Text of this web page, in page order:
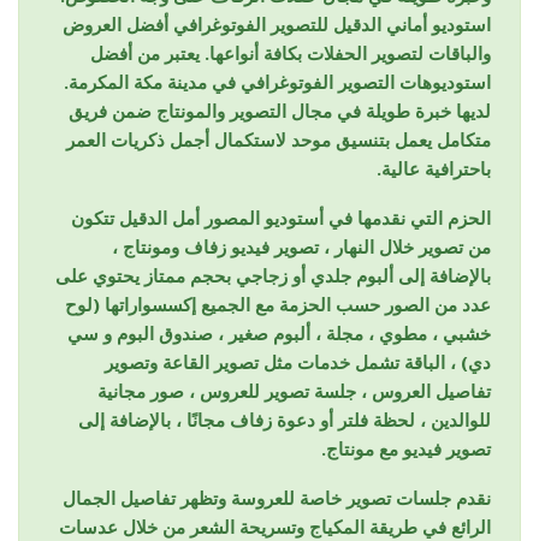
استوديو أماني الدقيل للتصوير الفوتوغرافي أفضل العروض
والباقات لتصوير الحفلات بكافة أنواعها. يعتبر من أفضل
استوديوهات التصوير الفوتوغرافي في مدينة مكة المكرمة.
لديها خبرة طويلة في مجال التصوير والمونتاج ضمن فريق
متكامل يعمل بتنسيق موحد لاستكمال أجمل ذكريات العمر
باحترافية عالية.
الحزم التي نقدمها في أستوديو المصور أمل الدقيل تتكون
من تصوير خلال النهار ، تصوير فيديو زفاف ومونتاج ،
بالإضافة إلى ألبوم جلدي أو زجاجي بحجم ممتاز يحتوي على
عدد من الصور حسب الحزمة مع الجميع إكسسواراتها (لوح
خشبي ، مطوي ، مجلة ، ألبوم صغير ، صندوق البوم و سي
دي) ، الباقة تشمل خدمات مثل تصوير القاعة وتصوير
تفاصيل العروس ، جلسة تصوير للعروس ، صور مجانية
للوالدين ، لحظة فلتر أو دعوة زفاف مجانًا ، بالإضافة إلى
تصوير فيديو مع مونتاج.
نقدم جلسات تصوير خاصة للعروسة وتظهر تفاصيل الجمال
الرائع في طريقة المكياج وتسريحة الشعر من خلال عدسات